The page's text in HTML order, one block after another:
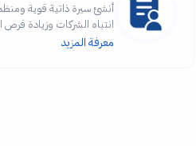
أنشئ سيرة ذاتية قوية
انتباه الشركات وزيادة
معرفة المزيد